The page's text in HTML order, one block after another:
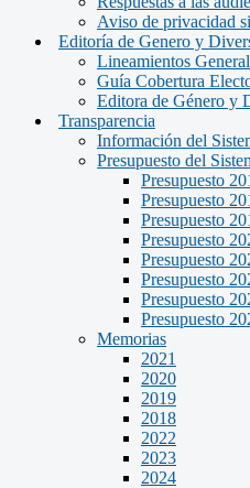
Aviso de privacidad
Editoría de Genero y
Lineamientos
Guía Cobertura
Editora de Género y
Transparencia
Información del
Presupuesto del
Presupuesto
Presupuesto
Presupuesto
Presupuesto
Presupuesto
Presupuesto
Presupuesto
Presupuesto
Memorias
2021
2020
2019
2018
2022
2023
2024